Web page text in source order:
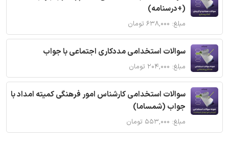
(+درسنامه)
مبلغ: ۶۳۸,۰۰۰ تومان
سوالات استخدامی مددکاری اجتماعی با جواب
مبلغ: ۲۰۴,۰۰۰ تومان
سوالات استخدامی کارشناس امور فرهنگی کمیته امداد با
جواب (شمساما)
مبلغ: ۵۵۳,۰۰۰ تومان